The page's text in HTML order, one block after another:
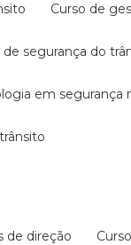
curso de
de segurança do
em segurança
de direção